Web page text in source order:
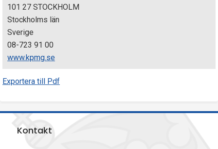
101 27 STOCKHOLM
Stockholms län
Sverige
08-723 91 00
www.kpmg.se
Exportera till Pdf
Kontakt